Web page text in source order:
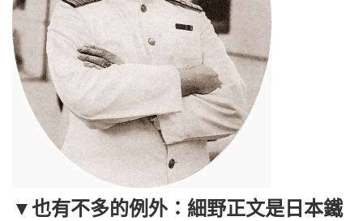
▼也有不多的例外：細野正文是日本鐵